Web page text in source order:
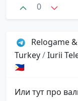
0
Relogame
Turkey/Iurii
🇵🇭
Или тут про